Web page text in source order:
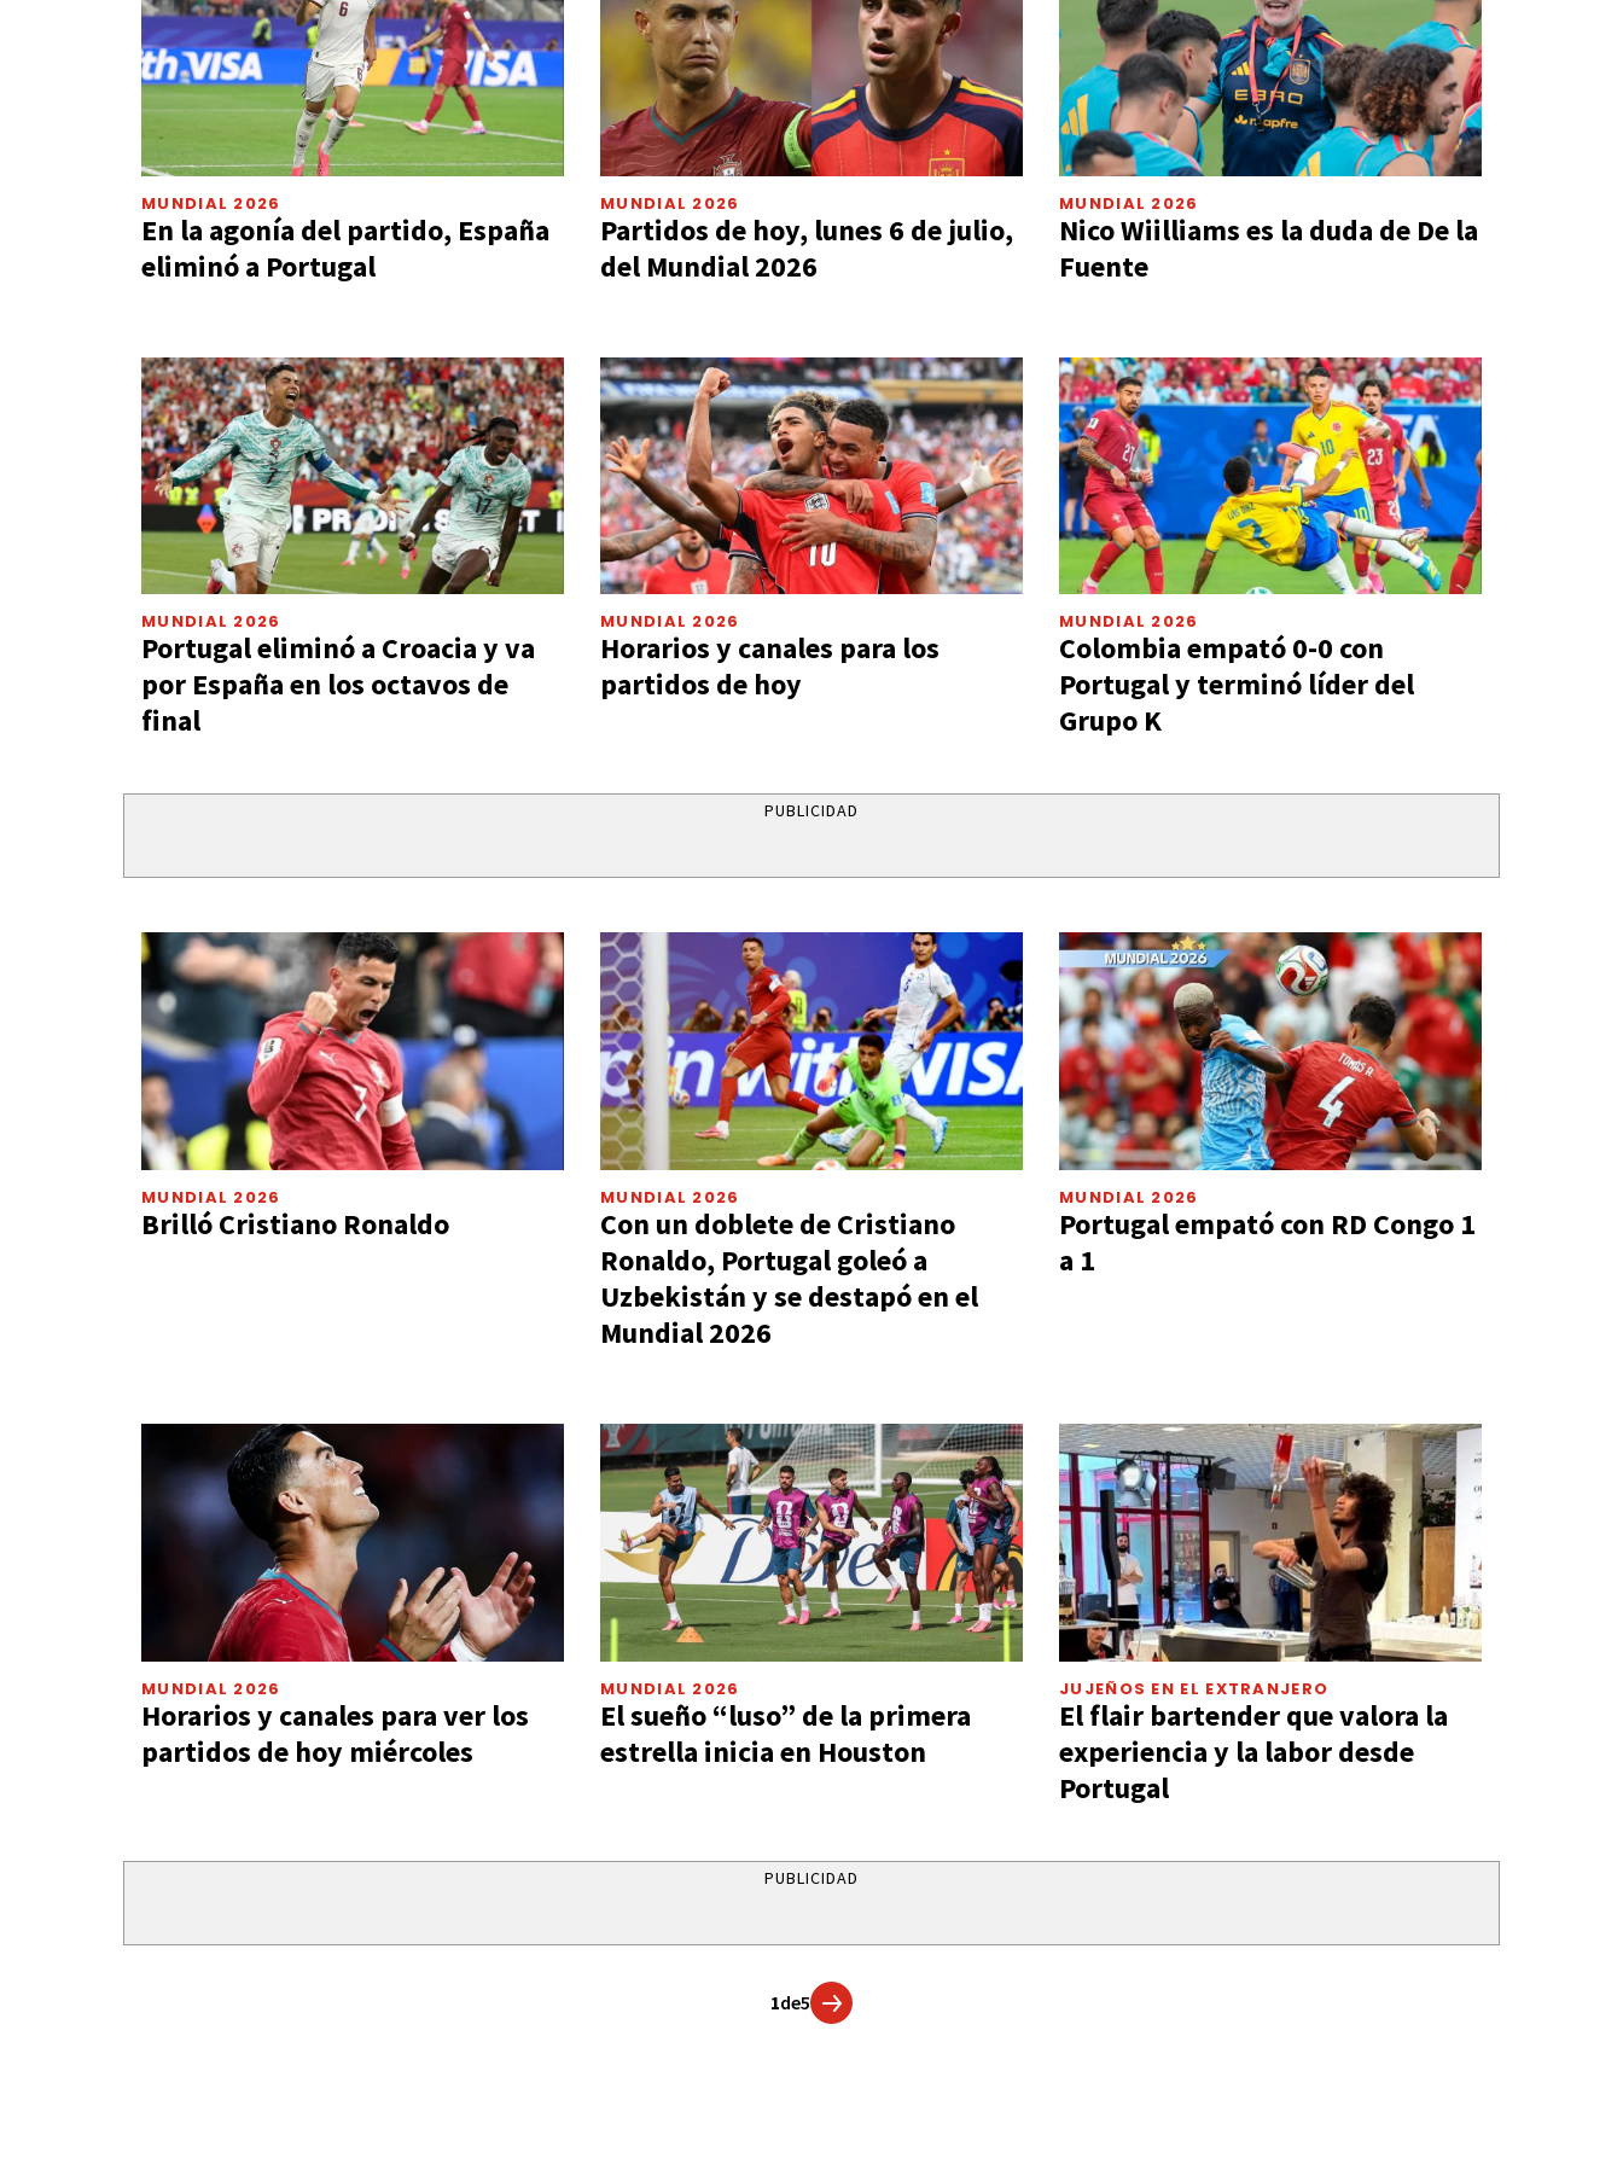
MUNDIAL 2026
En la agonía del partido, España
eliminó a Portugal
MUNDIAL 2026
Partidos de hoy, lunes 6 de julio,
del Mundial 2026
MUNDIAL 2026
Nico Wiilliams es la duda de De la
Fuente
MUNDIAL 2026
Portugal eliminó a Croacia y va
por España en los octavos de
final
MUNDIAL 2026
Horarios y canales para los
partidos de hoy
MUNDIAL 2026
Colombia empató 0-0 con
Portugal y terminó líder del
Grupo K
PUBLICIDAD
MUNDIAL 2026
Brilló Cristiano Ronaldo
MUNDIAL 2026
Con un doblete de Cristiano
Ronaldo, Portugal goleó a
Uzbekistán y se destapó en el
Mundial 2026
MUNDIAL 2026
Portugal empató con RD Congo 1
a 1
MUNDIAL 2026
Horarios y canales para ver los
partidos de hoy miércoles
MUNDIAL 2026
El sueño “luso” de la primera
estrella inicia en Houston
JUJEÑOS EN EL EXTRANJERO
El flair bartender que valora la
experiencia y la labor desde
Portugal
PUBLICIDAD
1de5